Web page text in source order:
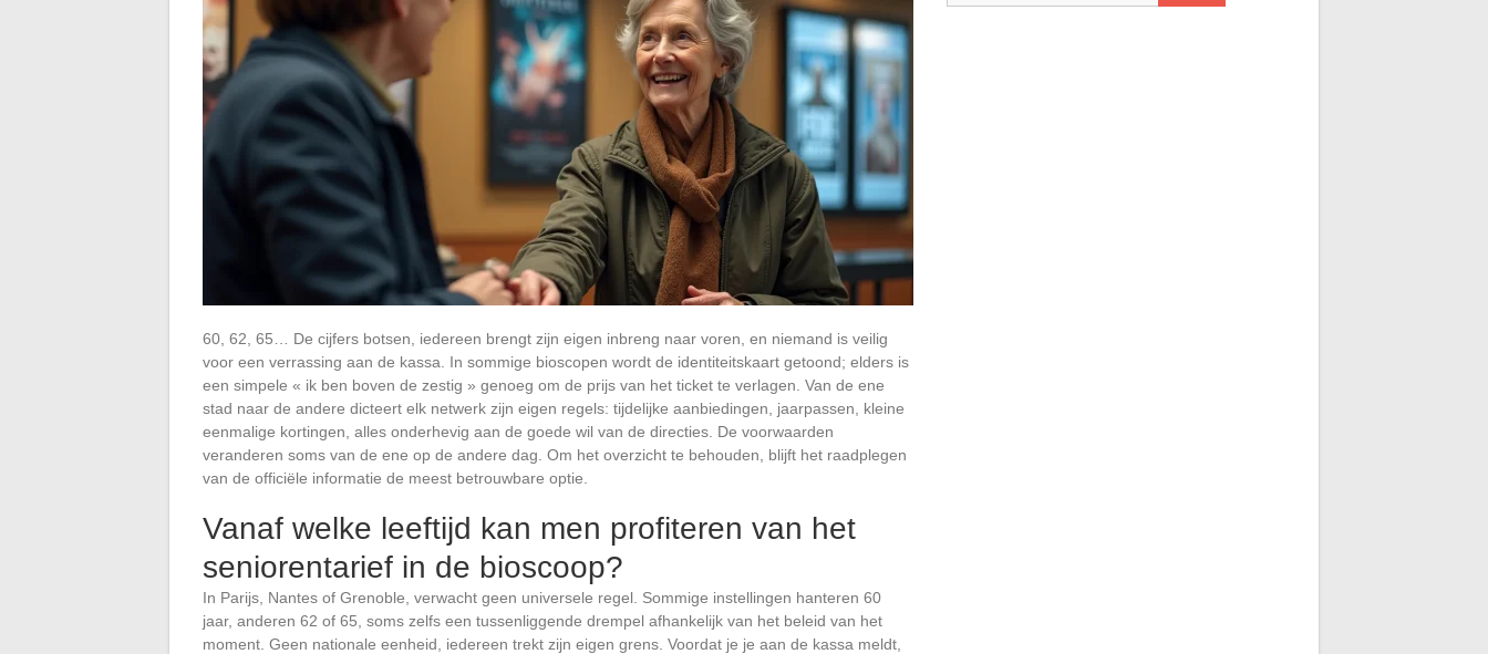
60, 62, 65… De cijfers botsen, iedereen brengt zijn eigen inbreng naar voren, en niemand is veilig
voor een verrassing aan de kassa. In sommige bioscopen wordt de identiteitskaart getoond; elders is
een simpele « ik ben boven de zestig » genoeg om de prijs van het ticket te verlagen. Van de ene
stad naar de andere dicteert elk netwerk zijn eigen regels: tijdelijke aanbiedingen, jaarpassen, kleine
eenmalige kortingen, alles onderhevig aan de goede wil van de directies. De voorwaarden
veranderen soms van de ene op de andere dag. Om het overzicht te behouden, blijft het raadplegen
van de officiële informatie de meest betrouwbare optie.
Vanaf welke leeftijd kan men profiteren van het
seniorentarief in de bioscoop?
In Parijs, Nantes of Grenoble, verwacht geen universele regel. Sommige instellingen hanteren 60
jaar, anderen 62 of 65, soms zelfs een tussenliggende drempel afhankelijk van het beleid van het
moment. Geen nationale eenheid, iedereen trekt zijn eigen grens. Voordat je je aan de kassa meldt,